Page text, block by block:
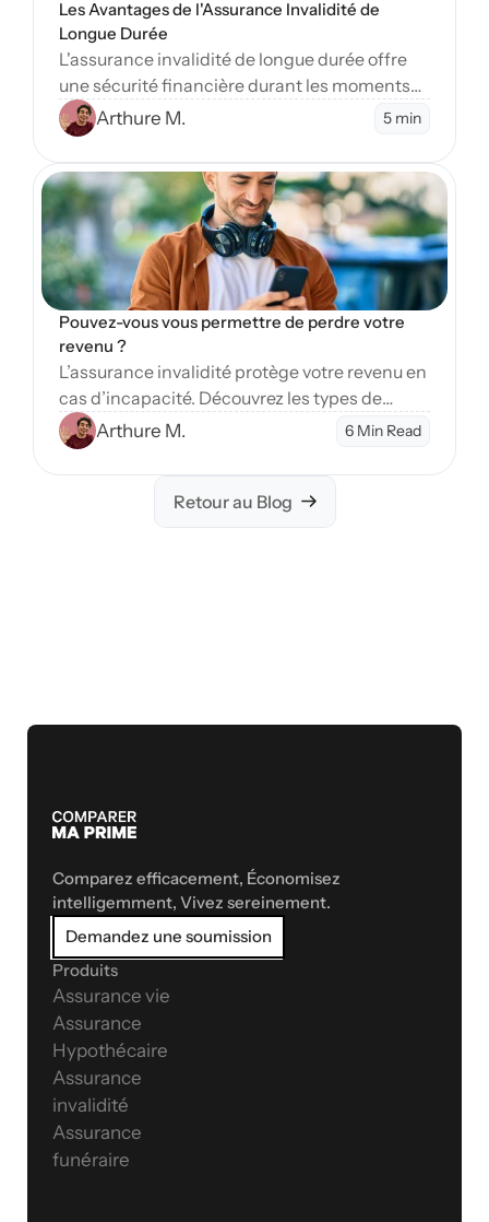
Les Avantages de l'Assurance Invalidité de
Longue Durée
L'assurance invalidité de longue durée offre
une sécurité financière durant les moments
difficiles. Apprenez-en plus sur ses nombreux
avantages essentiels.
Arthure M. 5 min
Blog
Pouvez-vous vous permettre de perdre votre
revenu ?
L’assurance invalidité protège votre revenu en
cas d’incapacité. Découvrez les types de
couverture et étapes pour sécuriser votre
avenir financier.
Arthure M. 6 Min Read
Retour au Blog
Comparez efficacement, Économisez
intelligemment, Vivez sereinement.
Demandez une soumission
Produits
Assurance vie
Assurance
Hypothécaire
Assurance
invalidité
Assurance
funéraire